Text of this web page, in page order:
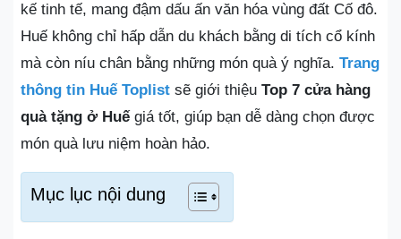
kế tinh tế, mang đậm dấu ấn văn hóa vùng đất Cố đô.
Huế không chỉ hấp dẫn du khách bằng di tích cổ kính
mà còn níu chân bằng những món quà ý nghĩa. Trang
thông tin Huế Toplist sẽ giới thiệu Top 7 cửa hàng
quà tặng ở Huếgiá tốt, giúp bạn dễ dàng chọn được
món quà lưu niệm hoàn hảo.
Mục lục nội dung